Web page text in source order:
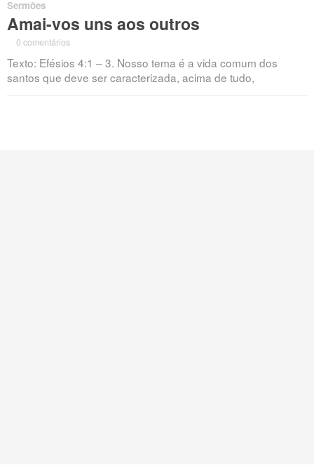
Sermões
Amai-vos uns aos outros
0 comentários
Texto: Efésios 4:1 – 3. Nosso tema é a vida comum dos
santos que deve ser caracterizada, acima de tudo,